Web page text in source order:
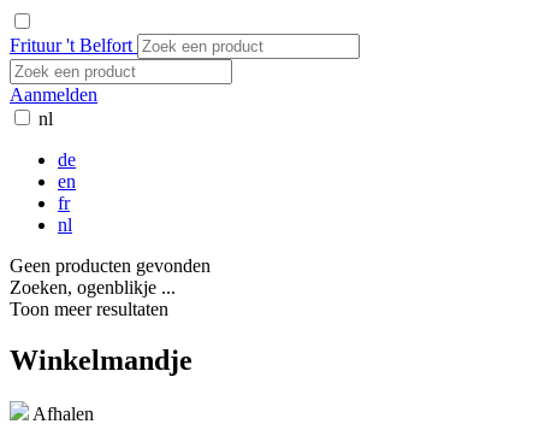
Frituur 't Belfort
Aanmelden
nl
de
en
fr
nl
Geen producten gevonden
Zoeken, ogenblikje ...
Toon meer resultaten
Winkelmandje
Afhalen